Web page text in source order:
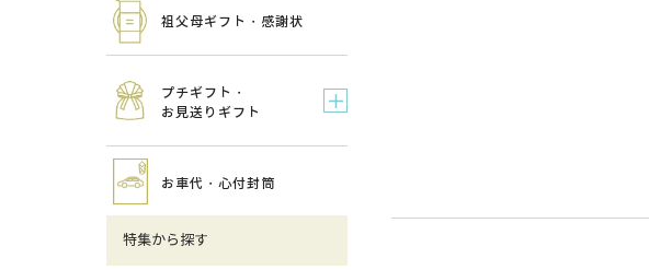
祖父母ギフト・感謝状
プチギフト・
お見送りギフト
お車代・心付封筒
特集から探す